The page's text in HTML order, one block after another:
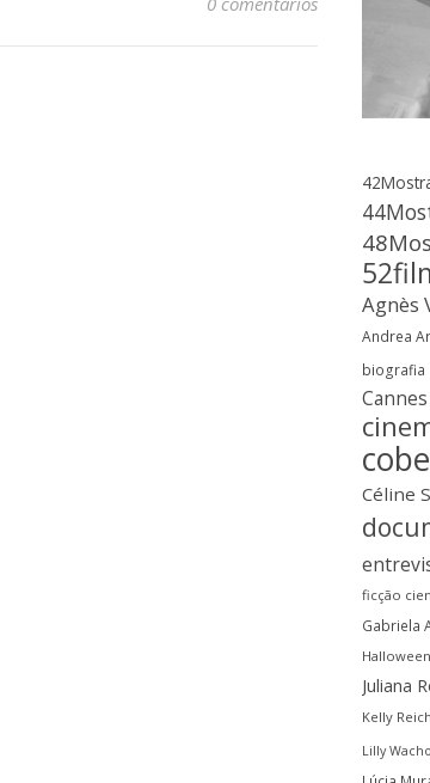
Agnès
Andrea
biografia
Céline
ficção
Gabriela
Halloween
Juliana
Kelly
Lilly